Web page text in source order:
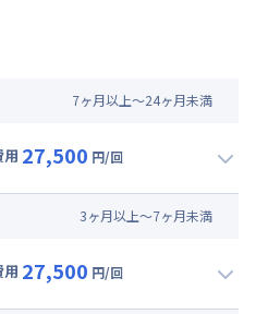
7ヶ月以上～24ヶ月未満
用 27,500 円/回
/日) (税抜)
3ヶ月以上～7ヶ月未満
用 27,500 円/回